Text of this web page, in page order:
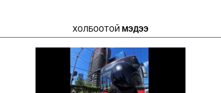
ХОЛБООТОЙ МЭДЭЭ